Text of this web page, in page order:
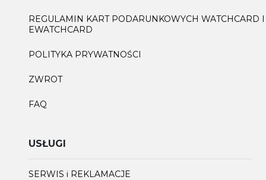
REGULAMIN KART PODARUNKOWYCH WATCHCARD I
EWATCHCARD
POLITYKA PRYWATNOŚCI
ZWROT
FAQ
USŁUGI
SERWIS i REKLAMACJE